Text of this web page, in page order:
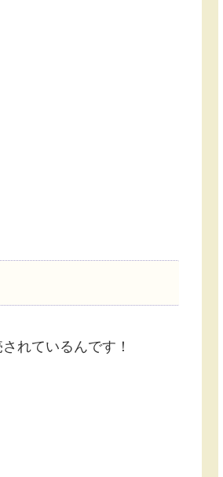
れているんです！